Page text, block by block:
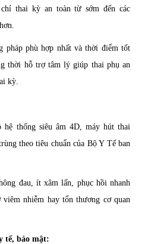
thai kỳ an toàn từ sớm đến các
pháp phù hợp nhất và thời điểm tốt
thời hỗ trợ tâm lý giúp thai phụ an
kỳ.
hệ thống siêu âm 4D, máy hút thai
theo tiêu chuẩn của Bộ Y Tế ban
đau, ít xâm lấn, phục hồi nhanh
nhiễm hay tổn thương cơ quan
tế, bảo mật: